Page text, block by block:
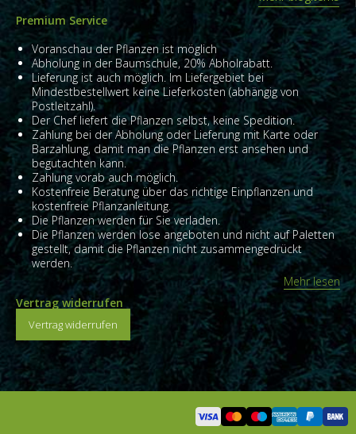
Premium Service
Voranschau der Pflanzen ist möglich
Abholung in der Baumschule, 20% Abholrabatt.
Lieferung ist auch möglich. Im Liefergebiet bei
Mindestbestellwert keine Lieferkosten (abhängig von
Postleitzahl).
Der Chef liefert die Pflanzen selbst, keine Spedition.
Zahlung bei der Abholung oder Lieferung mit Karte oder
Barzahlung, damit man die Pflanzen erst ansehen und
begutachten kann.
Zahlung vorab auch möglich.
Kostenfreie Beratung über das richtige Einpflanzen und
kostenfreie Pflanzanleitung.
Die Pflanzen werden für Sie verladen.
Die Pflanzen werden lose angeboten und nicht auf Paletten
gestellt, damit die Pflanzen nicht zusammengedrückt
werden.
Mehr lesen
Vertrag widerrufen
Vertrag widerrufen